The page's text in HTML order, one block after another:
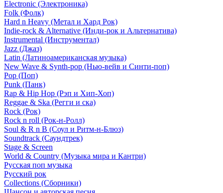
Electronic (Электроника)
Folk (Фолк)
Hard n Heavy (Метал и Хард Рок)
Indie-rock & Alternative (Инди-рок и Альтернатива)
Instrumental (Инструментал)
Jazz (Джаз)
Latin (Латиноамериканская музыка)
New Wave & Synth-pop (Нью-вейв и Синти-поп)
Pop (Поп)
Punk (Панк)
Rap & Hip Hop (Рэп и Хип-Хоп)
Reggae & Ska (Регги и ска)
Rock (Рок)
Rock n roll (Рок-н-Ролл)
Soul & R n B (Соул и Ритм-н-Блюз)
Soundtrack (Саундтрек)
Stage & Screen
World & Country (Музыка мира и Кантри)
Русская поп музыка
Русский рок
Сollections (Сборники)